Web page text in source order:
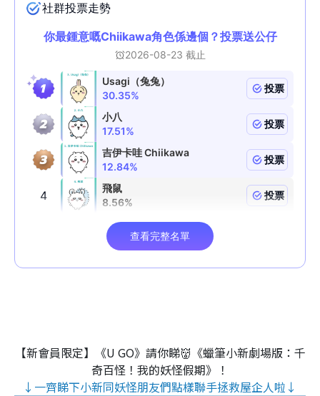
【新會員限定】《U GO》請你睇👹《蠟筆小新劇場版：千
奇百怪！我的妖怪假期》！
↓一齊睇下小新同妖怪朋友們點樣聯手拯救屋企人啦↓